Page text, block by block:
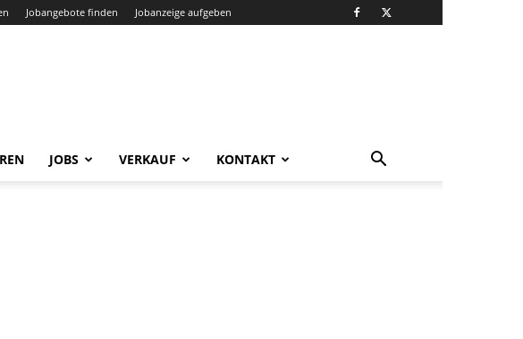
Jobangebote finden Jobanzeige aufgeben
JOBS VERKAUF KONTAKT